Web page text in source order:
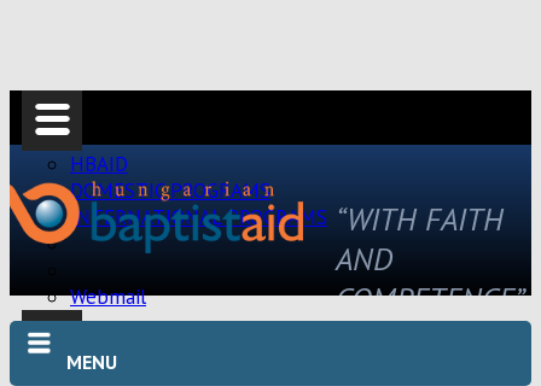
HBAID
DOMESTIC PROGRAMS
INTERNATIONAL PROGRAMS
Webmail
“WITH FAITH
AND
COMPETENCE”
MENU